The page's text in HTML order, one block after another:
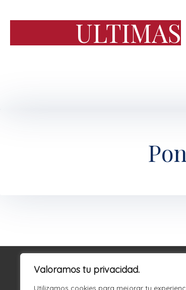
Valoramos tu privacidad.
Utilizamos cookies para mejorar tu
ULTIMAS